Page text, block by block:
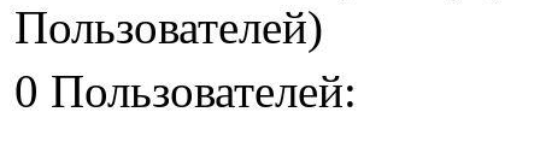
Пользователей)
0 Пользователей: